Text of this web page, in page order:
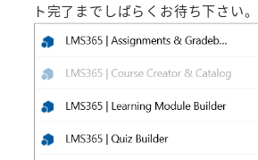
ト完了までしばらくお待ち下さい。